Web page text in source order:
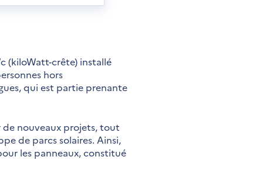
(kiloWatt-crête) installé
hors
qui est partie prenante
nouveaux projets, tout
de parcs solaires. Ainsi,
les panneaux, constitué